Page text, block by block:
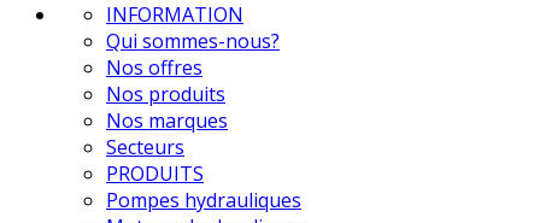
INFORMATION
Qui sommes-nous?
Nos offres
Nos produits
Nos marques
Secteurs
PRODUITS
Pompes hydrauliques